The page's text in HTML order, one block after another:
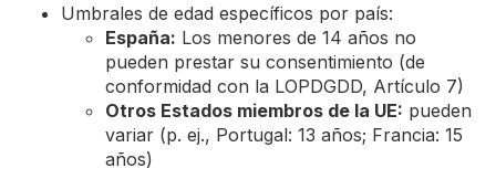
Umbrales de edad específicos por país:
España: Los menores de 14 años no
pueden prestar su consentimiento (de
conformidad con la LOPDGDD, Artículo 7)
Otros Estados miembros de la UE: pueden
variar (p. ej., Portugal: 13 años; Francia: 15
años)